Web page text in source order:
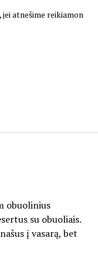
obuolinius
su obuoliais.
į vasarą, bet
atnešime reikiamon